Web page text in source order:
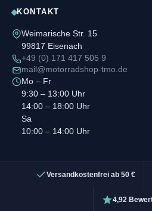
KONTAKT
Weimarische Str. 15
99817 Eisenach
+49 (0) 171 417 505 9
mail@motorradshop-tmo.de
Mo – Fr
9:30 – 13:00 Uhr
14:00 – 18:00 Uhr
Sa
10:00 – 14:00 Uhr
Versandkostenfrei ab 50 €
4,92